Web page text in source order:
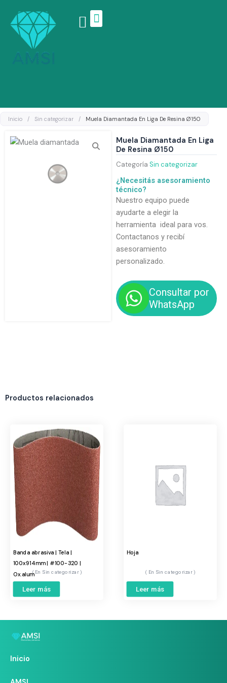
contenido
Inicio / Sin categorizar / Muela Diamantada En Liga De Resina Ø150
Muela Diamantada En Liga
De Resina Ø150
Categoría Sin categorizar
¿Necesitás asesoramiento
técnico?
Nuestro equipo puede
ayudarte a elegir la
herramienta ideal para vos.
Contactanos y recibí
asesoramiento
personalizado.
Consultar por
WhatsApp
Productos relacionados
Banda abrasiva | Tela |
100x914mm | #100-320 |
Ox.alum Sin categorizar
Leer más
Hoja
Sin categorizar
Leer más
Inicio